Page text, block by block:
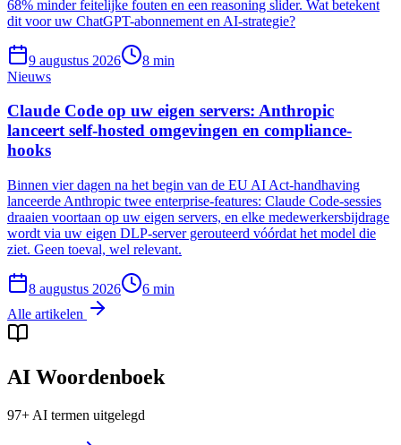
68% minder feitelijke fouten en een reasoning slider. Wat betekent
dit voor uw ChatGPT-abonnement en AI-strategie?
9 augustus 2026 8 min
Nieuws
Claude Code op uw eigen servers: Anthropic
lanceert self-hosted omgevingen en compliance-
hooks
Binnen vier dagen na het begin van de EU AI Act-handhaving
lanceerde Anthropic twee enterprise-features: Claude Code-sessies
draaien voortaan op uw eigen servers, en elke medewerkersbijdrage
wordt via uw eigen DLP-server gerouteerd vóórdat het model die
ziet. Geen toeval, wel relevant.
8 augustus 2026 6 min
Alle artikelen
AI Woordenboek
97+ AI termen uitgelegd